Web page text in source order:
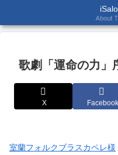
About
歌劇「運命の力」
X Facebook
室蘭フォルクブラスカペレ様